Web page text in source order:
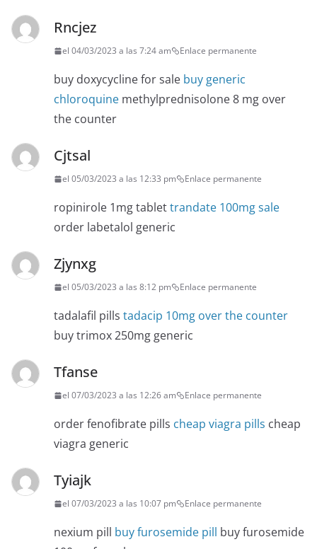
Rncjez
el 04/03/2023 a las 7:24 am Enlace permanente
buy doxycycline for sale buy generic
chloroquine methylprednisolone 8 mg over
the counter
Cjtsal
el 05/03/2023 a las 12:33 pm Enlace permanente
ropinirole 1mg tablettrandate 100mg sale
order labetalol generic
Zjynxg
el 05/03/2023 a las 8:12 pm Enlace permanente
tadalafil pills tadacip 10mg over the counter
buy trimox 250mg generic
Tfanse
el 07/03/2023 a las 12:26 am Enlace permanente
order fenofibrate pills cheap viagra pills cheap
viagra generic
Tyiajk
el 07/03/2023 a las 10:07 pm Enlace permanente
nexium pill buy furosemide pill buy furosemide